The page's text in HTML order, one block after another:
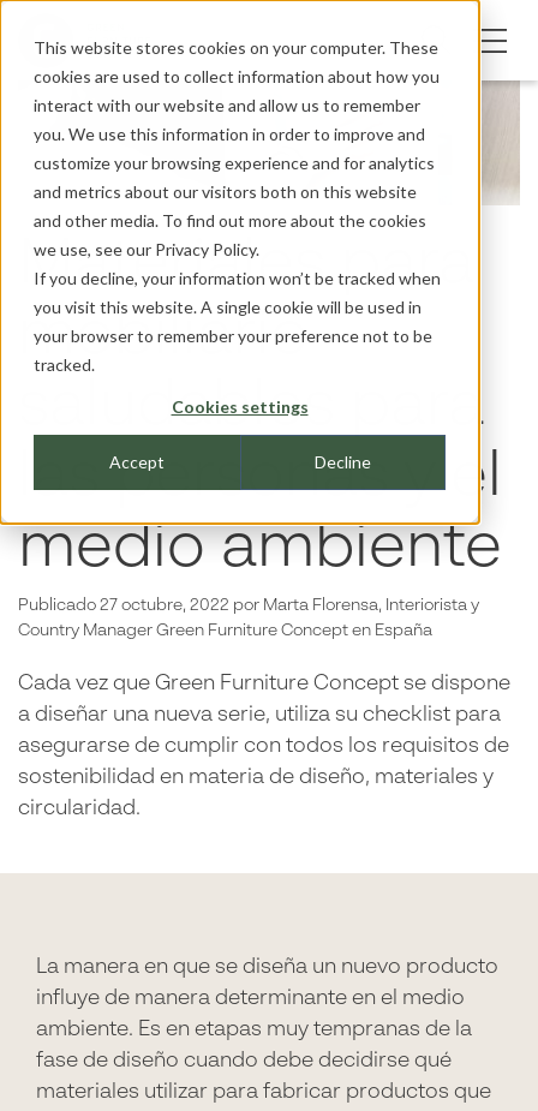
This website stores cookies on your computer. These
cookies are used to collect information about how you
interact with our website and allow us to remember
you. We use this information in order to improve and
customize your browsing experience and for analytics
and metrics about our visitors both on this website
and other media. To find out more about the cookies
we use, see our Privacy Policy.
If you decline, your information won’t be tracked when
you visit this website. A single cookie will be used in
your browser to remember your preference not to be
tracked.
Cookies settings
Accept Decline
Materiales para
mobiliario
saludables para
las personas y el
medio ambiente
Publicado 27 octubre, 2022 por Marta Florensa, Interiorista y
Country Manager Green Furniture Concept en España
Cada vez que Green Furniture Concept se dispone
a diseñar una nueva serie, utiliza su checklist para
asegurarse de cumplir con todos los requisitos de
sostenibilidad en materia de diseño, materiales y
circularidad.
La manera en que se diseña un nuevo producto
influye de manera determinante en el medio
ambiente. Es en etapas muy tempranas de la
fase de diseño cuando debe decidirse qué
materiales utilizar para fabricar productos que